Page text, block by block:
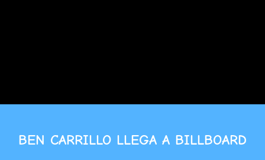
BEN CARRILLO LLEGA A BILLBOARD